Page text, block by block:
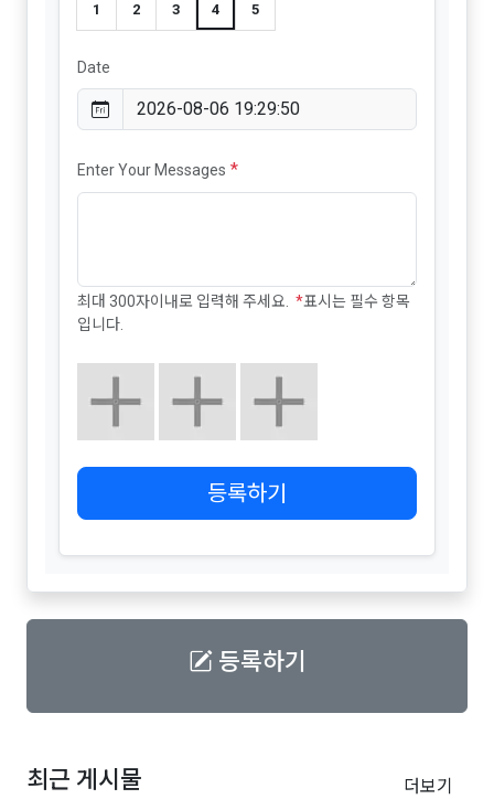
1 2 3 4 5
Date
Enter Your Messages *
최대 300자이내로 입력해 주세요. *표시는 필수 항목
입니다.
등록하기
등록하기
최근 게시물 더보기